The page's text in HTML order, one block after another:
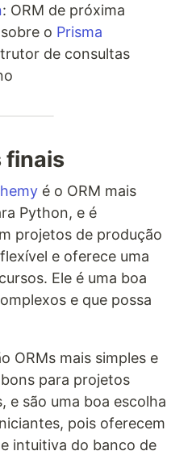
: ORM de próxima
o Prisma
de consultas
finais
é o ORM mais
Python, e é
projetos de produção
e oferece uma
Ele é uma boa
e que possa
ORMs mais simples e
para projetos
e são uma boa escolha
pois oferecem
intuitiva do banco de